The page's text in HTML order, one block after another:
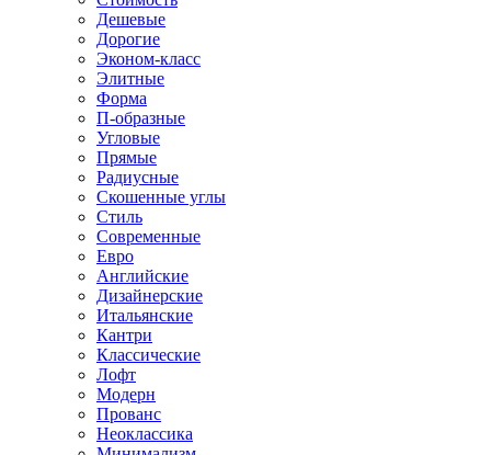
Дешевые
Дорогие
Эконом-класс
Элитные
Форма
П-образные
Угловые
Прямые
Радиусные
Скошенные углы
Стиль
Современные
Евро
Английские
Дизайнерские
Итальянские
Кантри
Классические
Лофт
Модерн
Прованс
Неоклассика